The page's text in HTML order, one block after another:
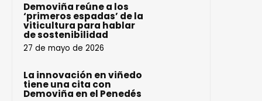
Demoviña reúne a los
‘primeros espadas’ de la
viticultura para hablar
de sostenibilidad
27 de mayo de 2026
La innovación en viñedo
tiene una cita con
Demoviña en el Penedés